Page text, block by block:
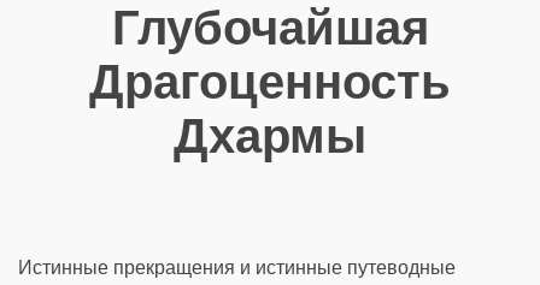
Глубочайшая
Драгоценность
Дхармы
Истинные прекращения и истинные путеводные